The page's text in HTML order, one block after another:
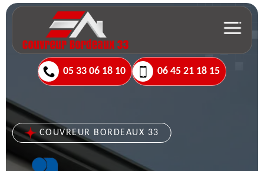
05 33 06 18 10 06 45 21 18 15
COUVREUR BORDEAUX 33